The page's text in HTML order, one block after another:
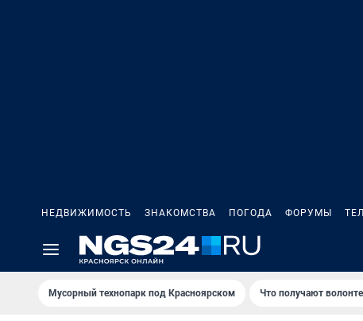
НЕДВИЖИМОСТЬ ЗНАКОМСТВА ПОГОДА ФОРУМЫ
Мусорный технопарк под Крaсноярском Что получают